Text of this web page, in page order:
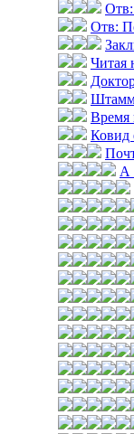
Отв:
Читая
Штамм
Время
Ковид
А